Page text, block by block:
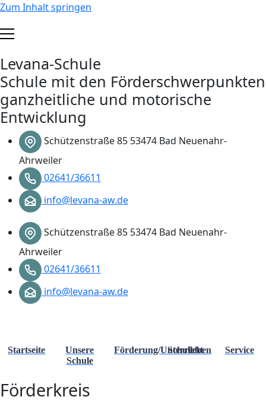
Zum Inhalt springen
Levana-Schule
Schule mit den Förderschwerpunkten
ganzheitliche und motorische
Entwicklung
Schützenstraße 85 53474 Bad Neuenahr-
Ahrweiler
02641/36611
info@levana-aw.de
Schützenstraße 85 53474 Bad Neuenahr-
Ahrweiler
02641/36611
info@levana-aw.de
Startseite
Unsere
Schule
Förderung/Unterricht
Schulleben Service
Förderkreis